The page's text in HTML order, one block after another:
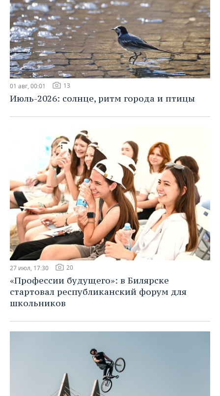
01 авг, 00:01 13
Июль-2026: солнце, ритм города и птицы
27 июл, 17:30 20
«Профессии будущего»: в Билярске
стартовал республиканский форум для
школьников